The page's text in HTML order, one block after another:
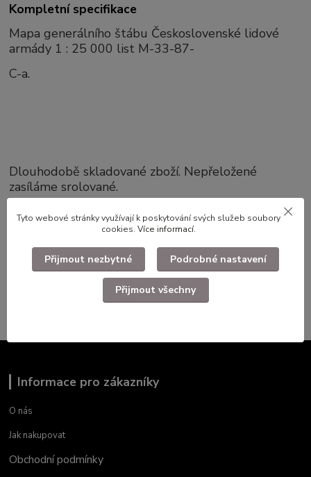
Kompletní specifikace
Mapa generálního štábu Československé lidové
armády 1 : 25 000 list M-33-87-
C-a.
Dlouhodobě skladované zboží. Nepřeložené
zasíláme srolované.
Mapy Generálního štábu ČSLA
Informace pro zákazníky
O nás
Jak nakupovat
Obchodní podmínky
Tyto webové stránky využívají k poskytování svých služeb soubory
cookies. Více informací.
Přijmout nezbytné Podrobné nastavení
Přijmout všechny